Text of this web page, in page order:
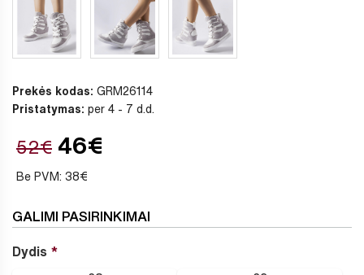
Prekės kodas: GRM26114
Pristatymas: per 4 - 7 d.d.
52€ 46€
Be PVM: 38€
GALIMI PASIRINKIMAI
Dydis